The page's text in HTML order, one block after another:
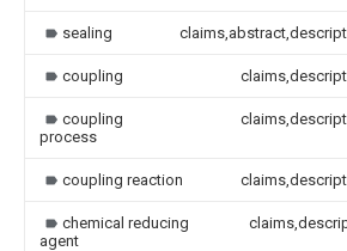
sealing
coupling
coupling
process
coupling reaction
chemical reducing
agent